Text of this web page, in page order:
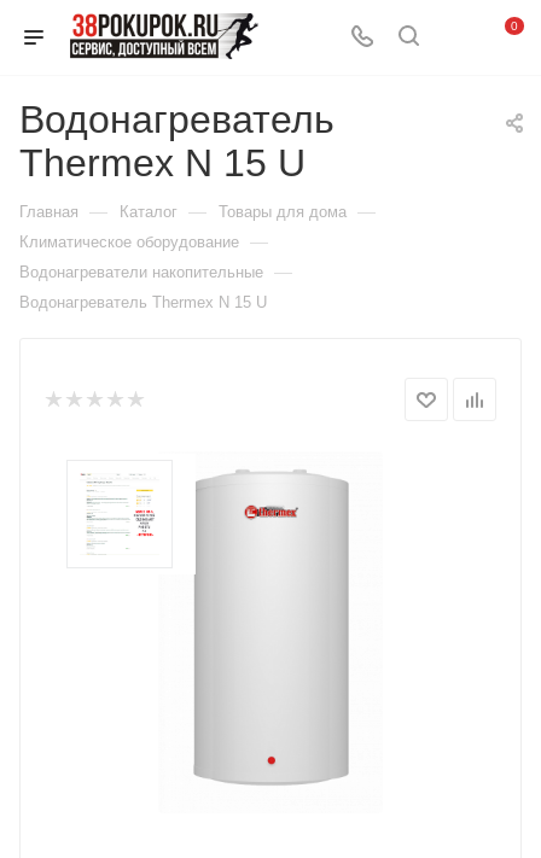
0
Водонагреватель
Thermex N 15 U
Главная — Каталог — Товары для дома —
Климатическое оборудование —
Водонагреватели накопительные —
Водонагреватель Thermex N 15 U